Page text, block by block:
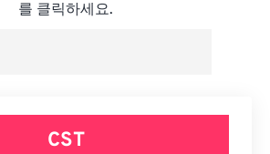
를 클릭하세요.
CST